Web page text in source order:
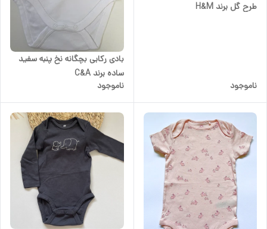
طرح گل برند H&M
ناموجود
بادی رکابی بچگانه نخ پنبه سفید
ساده برند C&A
ناموجود